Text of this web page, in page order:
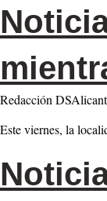
Redacción
Este viernes, la